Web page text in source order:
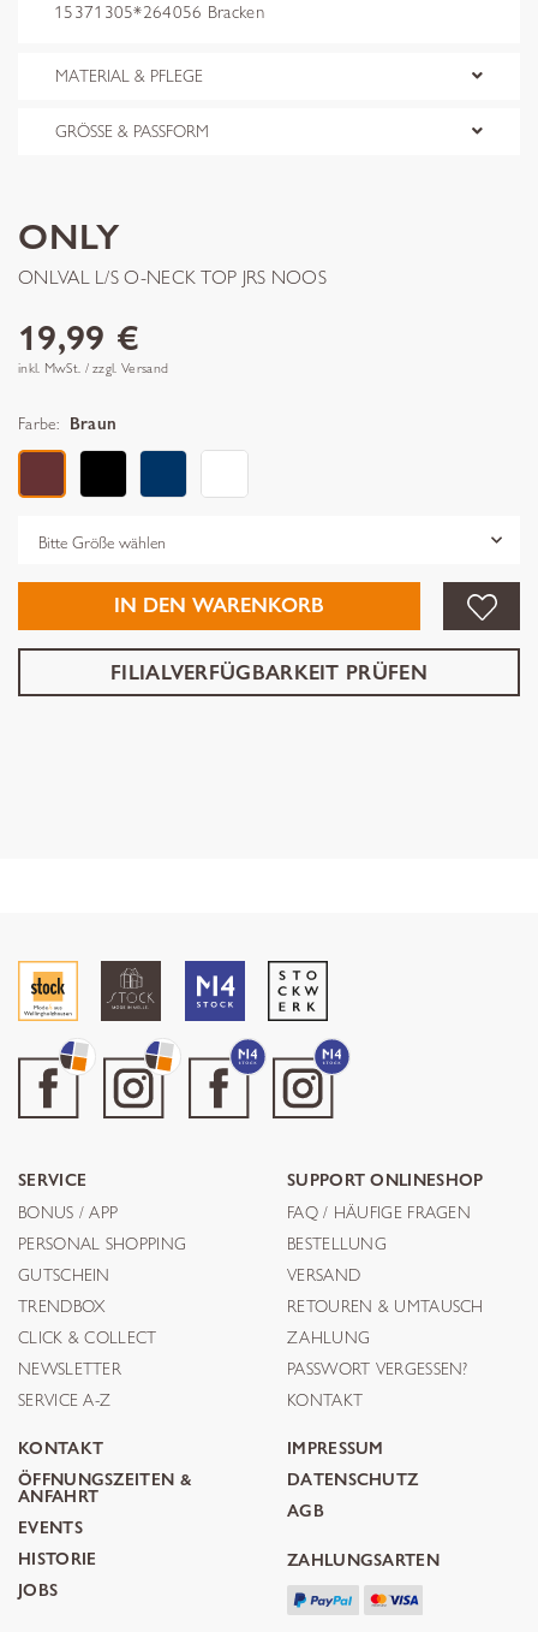
15371305*264056 Bracken
MATERIAL & PFLEGE
GRÖSSE & PASSFORM
ONLY
ONLVAL L/S O-NECK TOP JRS NOOS
19,99 €
inkl. MwSt. / zzgl. Versand
Farbe: Braun
IN DEN WARENKORB
FILIALVERFÜGBARKEIT PRÜFEN
SERVICE
BONUS / APP
PERSONAL SHOPPING
GUTSCHEIN
TRENDBOX
CLICK & COLLECT
NEWSLETTER
SERVICE A-Z
SUPPORT ONLINESHOP
FAQ / HÄUFIGE FRAGEN
BESTELLUNG
VERSAND
RETOUREN & UMTAUSCH
ZAHLUNG
PASSWORT VERGESSEN?
KONTAKT
KONTAKT
ÖFFNUNGSZEITEN &
ANFAHRT
EVENTS
HISTORIE
JOBS
IMPRESSUM
DATENSCHUTZ
AGB
ZAHLUNGSARTEN